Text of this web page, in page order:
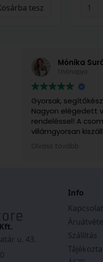
tesz
Mónika
1 hónapja
Gyorsak,
Nagyon elégedett
rendeléssel! A
villámgyorsan
számomra
ajándékba
időpontjáról
szerint történt.
Olvass tovább
u. 43.
Info
Kapcsolat
Szállítás